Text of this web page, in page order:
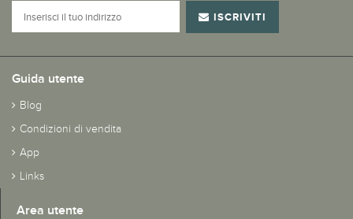
ISCRIVITI
Guida utente
Blog
Condizioni di vendita
App
Links
Area utente